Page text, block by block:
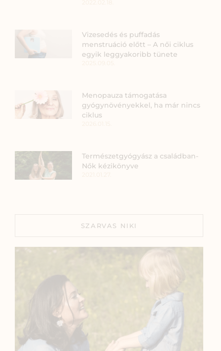
Vizesedés és puffadás
menstruáció előtt – A női ciklus
egyik leggyakoribb tünete
Menopauza támogatása
gyógynövényekkel, ha már nincs
ciklus
Természetgyógyász a családban-
Nők kézikönyve
SZARVAS NIKI